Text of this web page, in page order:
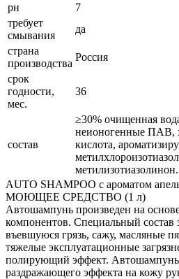
рн
7
требует
смывания
да
страна
производства
Россия
срок
годности,
мес.
36
состав
≥30% очищенная
неионогенные ПАВ,
кислота,
метилизотиазолинон.
AUTO SHAMPOO с ароматом
МОЮЩЕЕ СРЕДСТВО (1 л)
Автошампунь произведен на
компонентов. Специальный состав
въевшуюся грязь, сажу, масляные
тяжелые эксплуатационные
полирующий эффект. Автошампунь
раздражающего эффекта на кожу